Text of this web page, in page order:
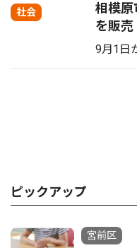
社会
相模原
を販売
9月1日
ピックアップ
宮前区